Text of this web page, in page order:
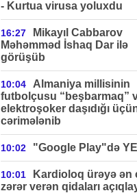
- Kurtua virusa yoluxdu
16:27
Mikayıl Cabbarov
Məhəmməd İshaq Dar ilə
görüşüb
10:04
Almaniya millisinin
futbolçusu “beşbarmaq”
elektroşoker daşıdığı
cərimələnib
10:02 "Google Play"də
10:01
Kardioloq ürəyə ən
zərər verən qidaları